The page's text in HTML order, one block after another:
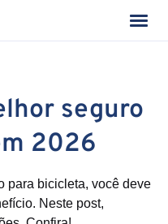
seguro
2026
para bicicleta, você deve
Neste post,